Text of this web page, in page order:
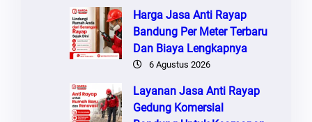
Harga Jasa Anti Rayap
Bandung Per Meter Terbaru
Dan Biaya Lengkapnya
6 Agustus 2026
Layanan Jasa Anti Rayap
Gedung Komersial